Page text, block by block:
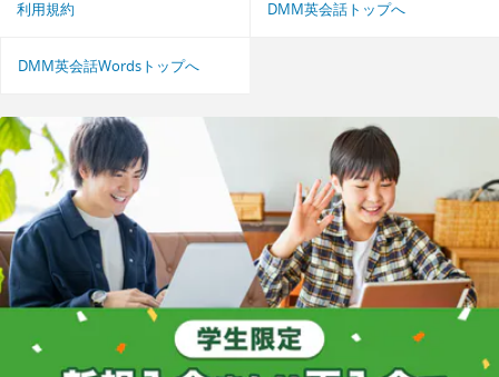
利用規約 DMM英会話トップへ
DMM英会話Wordsトップへ